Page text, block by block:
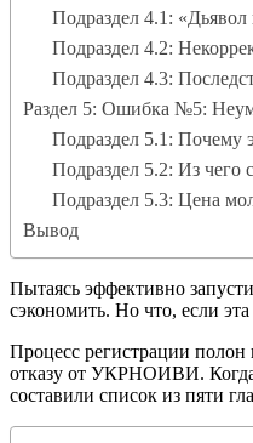
Подраздел 4.1: «Дьявол
Подраздел 4.2:
Подраздел 4.3:
Раздел 5: Ошибка №5:
Подраздел 5.1: Почему
Подраздел 5.2: Из чего
Подраздел 5.3: Цена
Вывод
Пытаясь эффективно
сэкономить. Но что, если
Процесс регистрации
отказу от УКРНОИВИ. Когда
составили список из пяти